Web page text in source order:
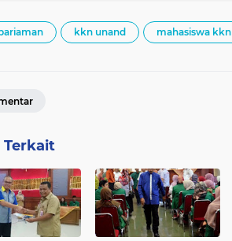
kkn unand mahasiswa kkn
Terkait